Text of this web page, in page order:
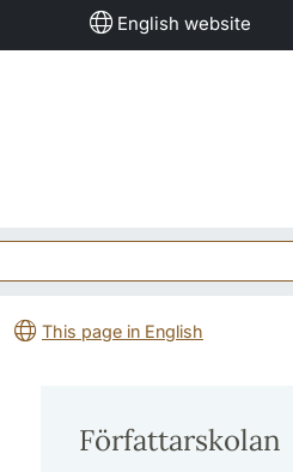
English website
This page in English
Författarskolan